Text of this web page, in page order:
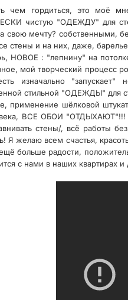
чем гордиться, это моё
чистую "ОДЕЖДУ" для
свою мечту? собственными,
стены и на них, даже,
НОВОЕ : "лепнину" на
мой творческий процесс
изначально "запускает"
стильной "ОДЕЖДЫ" для
применение шёлковой
века, ВСЕ ОБОИ "ОТДЫХАЮТ"!!!
стены/, всё работы
Я желаю всем счастья,
больше радости,
с нами в наших квартирах и